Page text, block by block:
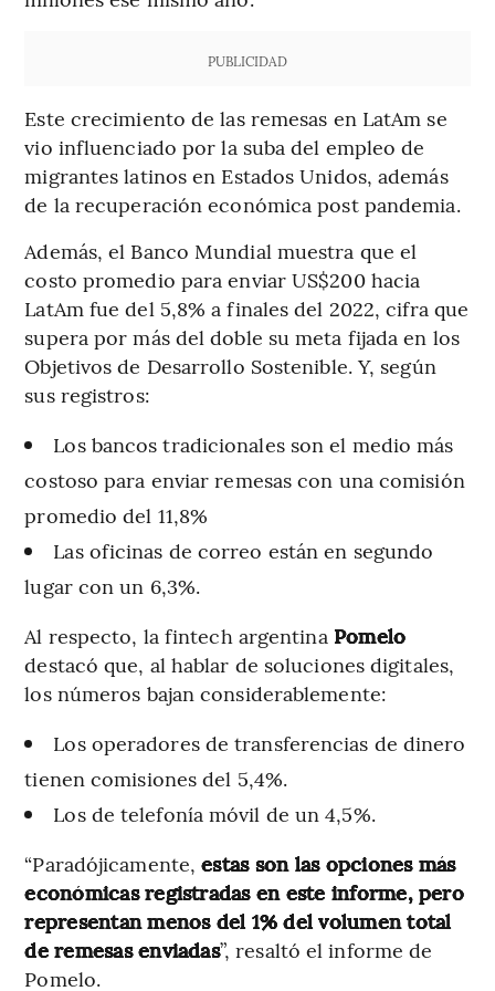
PUBLICIDAD
Este crecimiento de las remesas en LatAm se
vio influenciado por la suba del empleo de
migrantes latinos en Estados Unidos, además
de la recuperación económica post pandemia.
Además, el Banco Mundial muestra que el
costo promedio para enviar US$200 hacia
LatAm fue del 5,8% a finales del 2022, cifra que
supera por más del doble su meta fijada en los
Objetivos de Desarrollo Sostenible. Y, según
sus registros:
Los bancos tradicionales son el medio más
costoso para enviar remesas con una comisión
promedio del 11,8%
Las oficinas de correo están en segundo
lugar con un 6,3%.
Al respecto, la fintech argentina Pomelo
destacó que, al hablar de soluciones digitales,
los números bajan considerablemente:
Los operadores de transferencias de dinero
tienen comisiones del 5,4%.
Los de telefonía móvil de un 4,5%.
“Paradójicamente,estas son las opciones más
económicas registradas en este informe, pero
representan menos del 1% del volumen total
de remesas enviadas”, resaltó el informe de
Pomelo.